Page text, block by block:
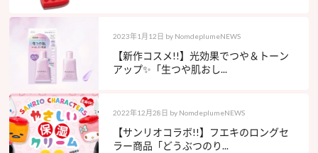
2023年1月12日 by NomdeplumeNEWS
【新作コスメ!!】光効果でつや＆トーン
アップ✨「生つや肌おし...
2022年12月28日 by NomdeplumeNEWS
【サンリオコラボ!!】フエキのロングセ
ラー商品「どうぶつのり...